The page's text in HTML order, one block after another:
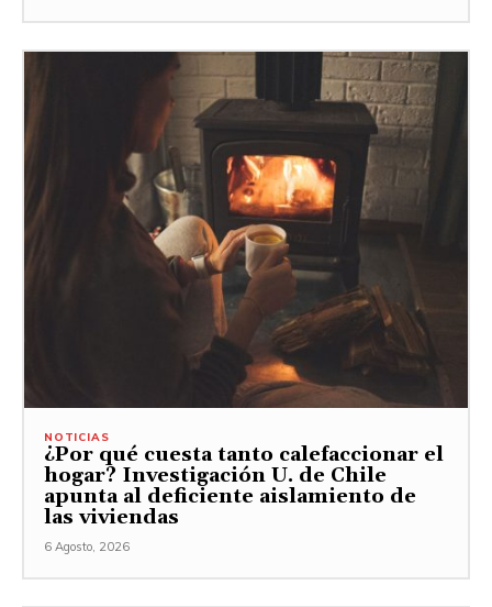
NOTICIAS
¿Por qué cuesta tanto calefaccionar el
hogar? Investigación U. de Chile
apunta al deficiente aislamiento de
las viviendas
6 Agosto, 2026